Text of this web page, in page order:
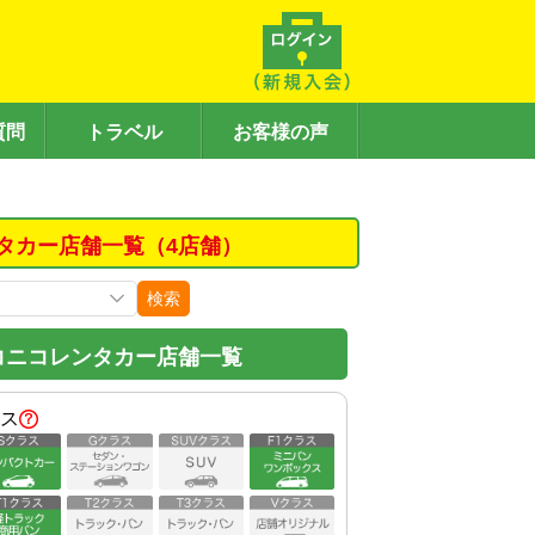
問 トラベル お客様の声
ー店舗一覧（4店舗）
検索
コレンタカー店舗一覧